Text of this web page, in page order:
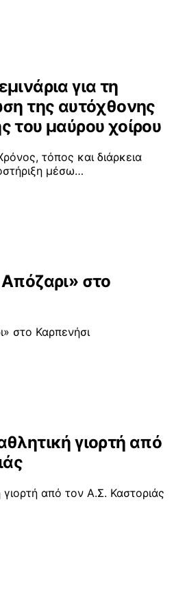
για τη
της αυτόχθονης
του μαύρου χοίρου
τόπος και διάρκεια
μέσω…
στο
στο Καρπενήσι
γιορτή από
από τον Α.Σ. Καστοριάς